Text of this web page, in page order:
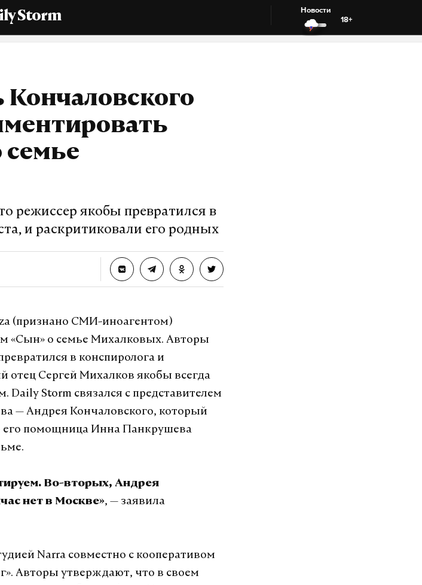
Storm
Новости
18+
Кончаловского
режиссер якобы превратился в
и раскритиковали его родных
(признано СМИ-иноагентом)
«Сын» о семье Михалковых. Авторы
в конспиролога и
отец Сергей Михалков якобы всегда
Storm связался с представителем
— Андрея Кончаловского, который
помощница Инна Панкрушева
Во-вторых, Андрея
нет в Москве», — заявила
Narra совместно с кооперативом
Авторы утверждают, что в своем